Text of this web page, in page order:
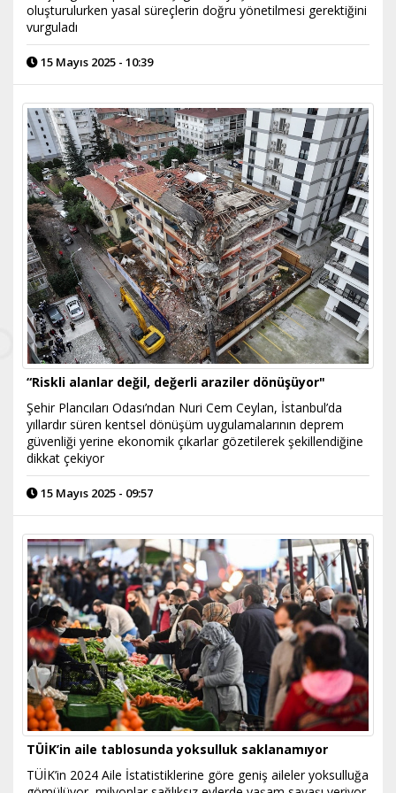
oluşturulurken yasal süreçlerin doğru yönetilmesi gerektiğini
vurguladı
15 Mayıs 2025 - 10:39
“Riskli alanlar değil, değerli araziler dönüşüyor"
Şehir Plancıları Odası’ndan Nuri Cem Ceylan, İstanbul’da
yıllardır süren kentsel dönüşüm uygulamalarının deprem
güvenliği yerine ekonomik çıkarlar gözetilerek şekillendiğine
dikkat çekiyor
15 Mayıs 2025 - 09:57
TÜİK’in aile tablosunda yoksulluk saklanamıyor
TÜİK’in 2024 Aile İstatistiklerine göre geniş aileler yoksulluğa